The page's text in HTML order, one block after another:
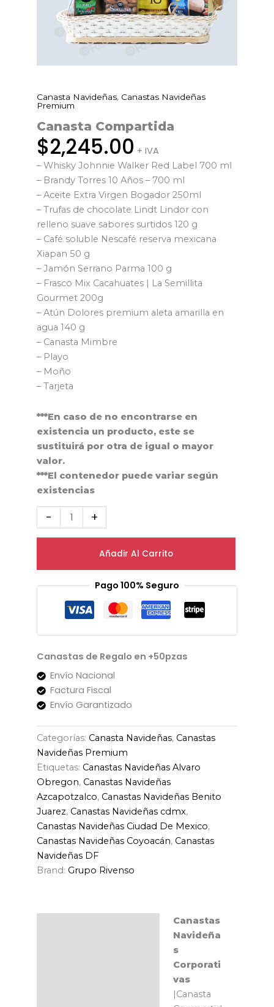
Canasta Navideñas, Canastas Navideñas
Premium
Canasta Compartida
$2,245.00 + IVA
– Whisky Johnnie Walker Red Label 700 ml
– Brandy Torres 10 Años – 700 ml
– Aceite Extra Virgen Bogador 250ml
– Trufas de chocolate Lindt Lindor con
relleno suave sabores surtidos 120 g
– Café soluble Nescafé reserva mexicana
Xiapan 50 g
– Jamón Serrano Parma 100 g
– Frasco Mix Cacahuates | La Semillita
Gourmet 200g
– Atún Dolores premium aleta amarilla en
agua 140 g
– Canasta Mimbre
– Playo
– Moño
– Tarjeta
***En caso de no encontrarse en
existencia un producto, este se
sustituirá por otra de igual o mayor
valor.
***El contenedor puede variar según
existencias
-
Canasta
cantidad
+
Añadir Al Carrito
Pago 100% Seguro
Canastas de Regalo en +50pzas
Envío Nacional
Factura Fiscal
Envío Garantizado
Categorías: Canasta Navideñas, Canastas
Navideñas Premium
Etiquetas: Canastas Navideñas Alvaro
Obregon, Canastas Navideñas
Azcapotzalco, Canastas Navideñas Benito
Juarez, Canastas Navideñas cdmx,
Canastas Navideñas Ciudad De Mexico,
Canastas Navideñas Coyoacán, Canastas
Navideñas DF
Brand: Grupo Rivenso
Canastas
Navideña
s
Corporati
vas
|Canasta